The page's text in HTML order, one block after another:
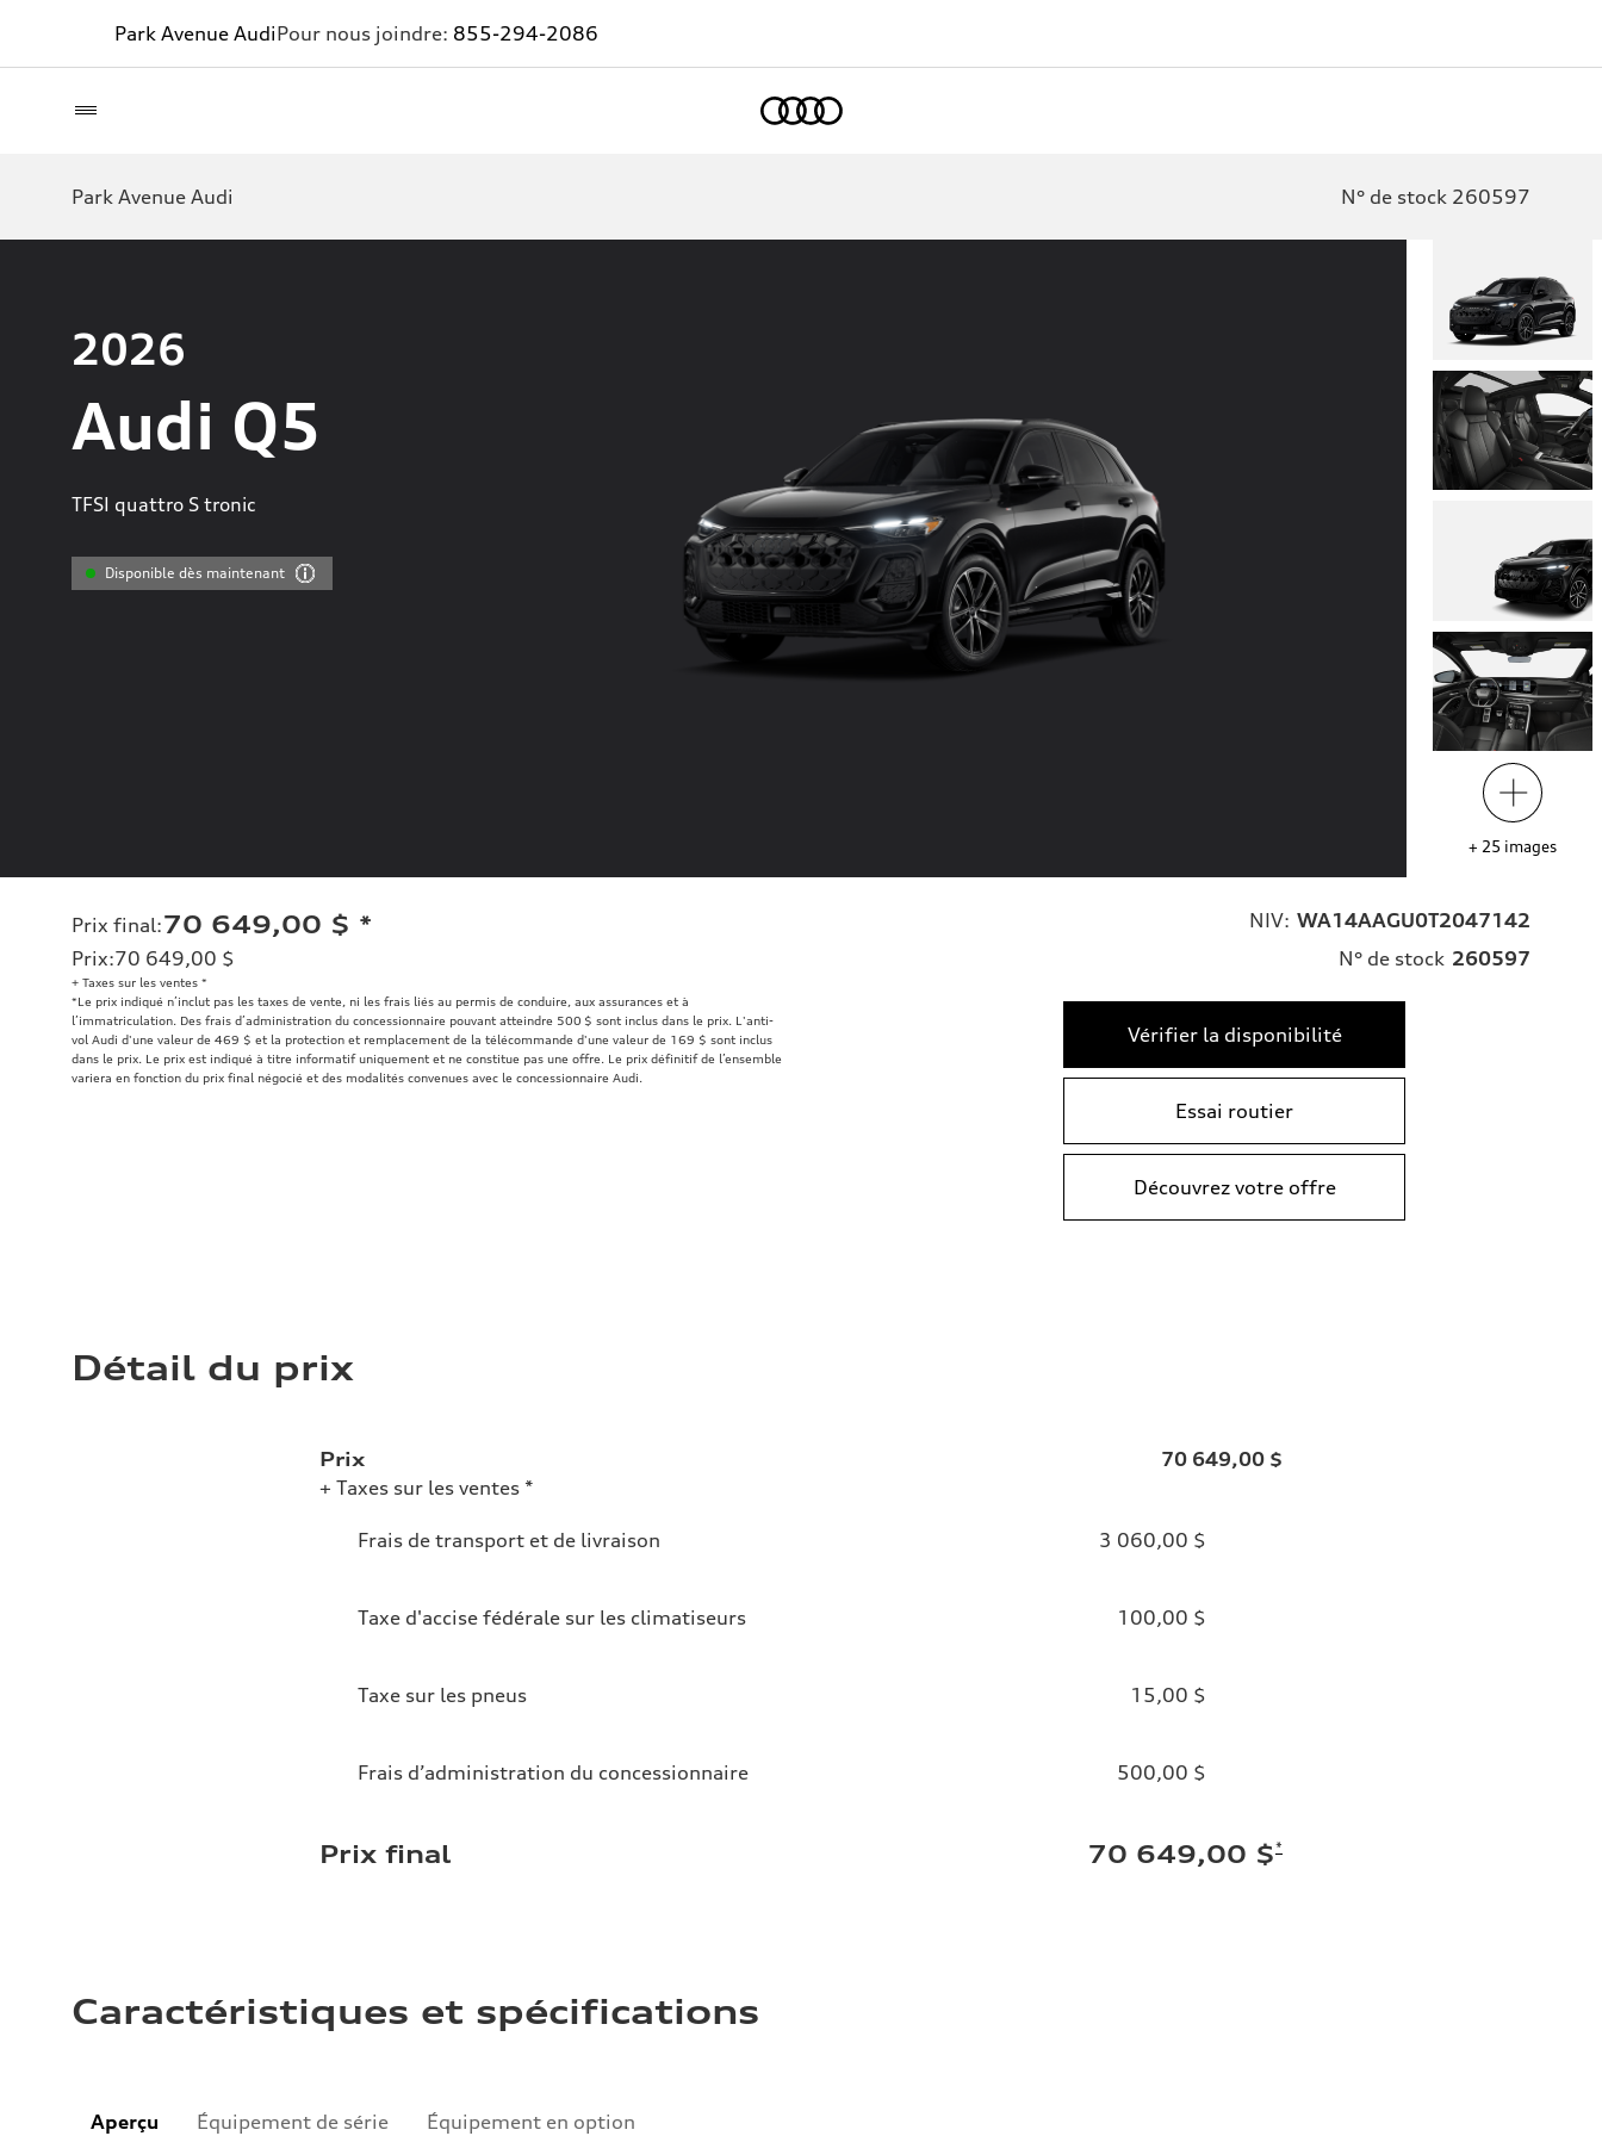
Park Avenue AudiPour nous joindre: 855-294-2086
Park Avenue Audi N° de stock 260597
2026
Audi Q5
TFSI quattro S tronic
Disponible dès maintenant
+ 25 images
Prix final:70 649,00 $ *
Prix:70 649,00 $
+ Taxes sur les ventes *
*Le prix indiqué n’inclut pas les taxes de vente, ni les frais liés au permis de conduire, aux assurances et à
l’immatriculation. Des frais d’administration du concessionnaire pouvant atteindre 500 $ sont inclus dans le prix. L'anti-
vol Audi d'une valeur de 469 $ et la protection et remplacement de la télécommande d'une valeur de 169 $ sont inclus
dans le prix. Le prix est indiqué à titre informatif uniquement et ne constitue pas une offre. Le prix définitif de l’ensemble
variera en fonction du prix final négocié et des modalités convenues avec le concessionnaire Audi.
NIV: WA14AAGU0T2047142
N° de stock 260597
Vérifier la disponibilité
Essai routier
Découvrez votre offre
Détail du prix
Prix
+ Taxes sur les ventes *
70 649,00 $
Frais de transport et de livraison 3 060,00 $
Taxe d'accise fédérale sur les climatiseurs 100,00 $
Taxe sur les pneus 15,00 $
Frais d’administration du concessionnaire 500,00 $
Prix final 70 649,00 $*
Caractéristiques et spécifications
Aperçu Équipement de série Équipement en option